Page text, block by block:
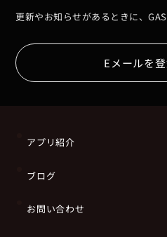
更新やお知らせがあるときに、
Eメールを
アプリ紹介
ブログ
お問い合わせ